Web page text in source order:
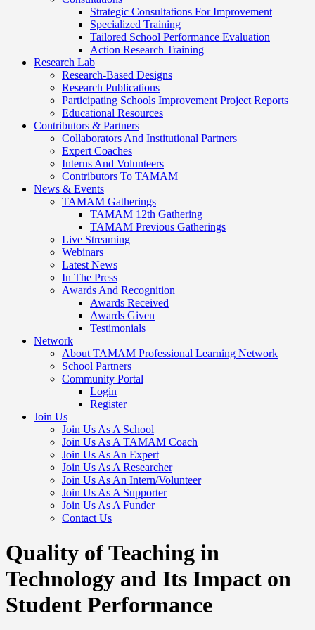
Strategic Consultations For Improvement
Specialized Training
Tailored School Performance Evaluation
Action Research Training
Research Lab
Research-Based Designs
Research Publications
Participating Schools Improvement Project Reports
Educational Resources
Contributors & Partners
Collaborators And Institutional Partners
Expert Coaches
Interns And Volunteers
Contributors To TAMAM
News & Events
TAMAM Gatherings
TAMAM 12th Gathering
TAMAM Previous Gatherings
Live Streaming
Webinars
Latest News
In The Press
Awards And Recognition
Awards Received
Awards Given
Testimonials
Network
About TAMAM Professional Learning Network
School Partners
Community Portal
Login
Register
Join Us
Join Us As A School
Join Us As A TAMAM Coach
Join Us As An Expert
Join Us As A Researcher
Join Us As An Intern/Volunteer
Join Us As A Supporter
Join Us As A Funder
Contact Us
Quality of Teaching in
Technology and Its Impact on
Student Performance